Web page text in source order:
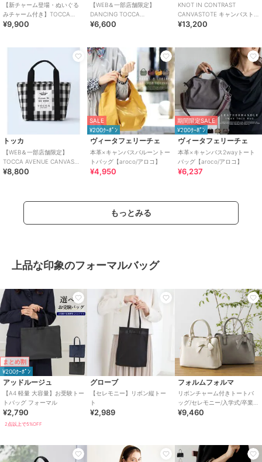
【新チャーム登場・ぬいぐる
みチャーム付き】TOCCA
AMICO CANVAS TOTE キャ
¥9,900
【WEB＆一部店舗限定】
DANCING TOCCA
CANVASTOTE S キャンバスト
¥6,600
KNOT IN CONTRAST
CANVASTOTE キャンバスト
ートバッグ
¥13,200
トッカ
【WEB＆一部店舗限定】
TOCCA AVENUE CANVAS
TOTE キャンバス トートバッ
¥8,800
SALE
¥200ｸｰﾎﾟﾝ
ヴィータフェリーチェ
本革×キャンバスバルーントー
トバッグ【aroco/アロコ】
¥4,950
期間限定SALE
¥200ｸｰﾎﾟﾝ
ヴィータフェリーチェ
本革×キャンバス2wayトート
バッグ【aroco/アロコ】
¥6,237
もっとみる
上品な印象のフォーマルバッグ
まとめ割
¥200ｸｰﾎﾟﾝ
アッドルージュ
【A4 軽量 大容量】お受験トー
トバッグ フォーマル
¥2,790
2点以上で5%OFF
グローブ
【セレモニー】リボン縦トー
ト
¥2,989
フォルムフォルマ
リボンチャーム付きトートバ
ッグ/セレモニー/入学式/卒業
式/結婚式/パーティー/オフィ
¥9,460